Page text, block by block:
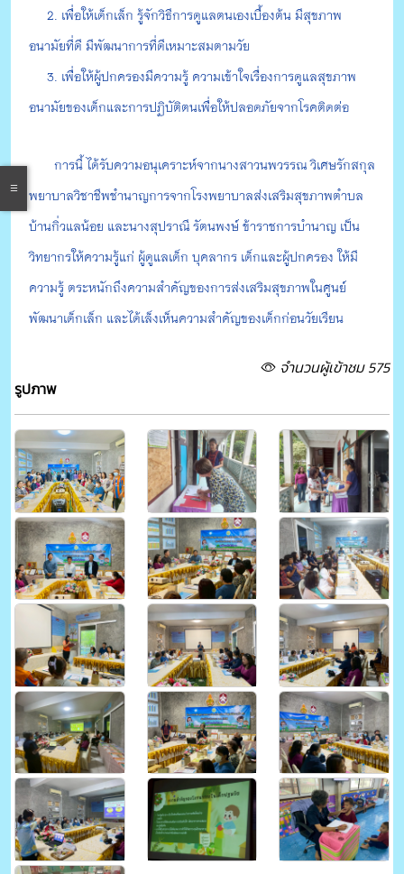
2. เพื่อให้เด็กเล็ก รู้จักวิธีการดูแลตนเองเบื้องต้น มีสุขภาพ
อนามัยที่ดี มีพัฒนาการที่ดีเหมาะสมตามวัย
3. เพื่อให้ผู้ปกครองมีความรู้ ความเข้าใจเรื่องการดูแลสุขภาพ
อนามัยของเด็กและการปฏิบัติตนเพื่อให้ปลอดภัยจากโรคติดต่อ
การนี้ ได้รับความอนุเคราะห์จากนางสาวนพวรรณ วิเศษรักสกุล
พยาบาลวิชาชีพชำนาญการจากโรงพยาบาลส่งเสริมสุขภาพตำบล
บ้านกิ่วแลน้อย และนางสุปราณี รัตนพงษ์ ข้าราชการบำนาญ เป็น
วิทยากรให้ความรู้แก่ ผู้ดูแลเด็ก บุคลากร เด็กและผู้ปกครอง ให้มี
ความรู้ ตระหนักถึงความสำคัญของการส่งเสริมสุขภาพในศูนย์
พัฒนาเด็กเล็ก และได้เล็งเห็นความสำคัญของเด็กก่อนวัยเรียน​
จำนวนผู้เข้าชม 575
รูปภาพ